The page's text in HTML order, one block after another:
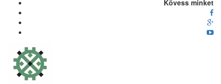
Kövess minket